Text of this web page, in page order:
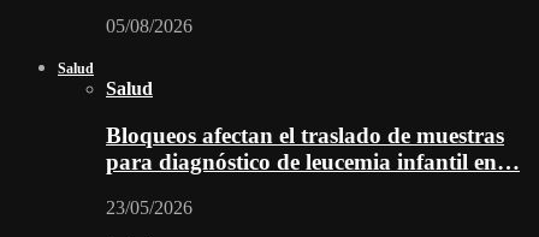
05/08/2026
Salud
Salud
Bloqueos afectan el traslado de muestras
para diagnóstico de leucemia infantil en…
23/05/2026